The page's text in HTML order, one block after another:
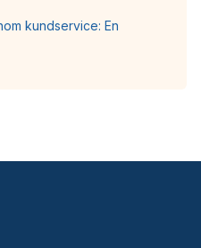
kundservice: En